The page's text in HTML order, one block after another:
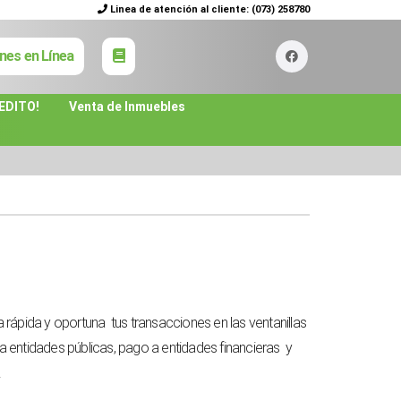
Linea de atención al cliente: (073) 258780
en Línea
Venta de Inmuebles
y oportuna tus transacciones en las ventanillas
públicas, pago a entidades financieras y